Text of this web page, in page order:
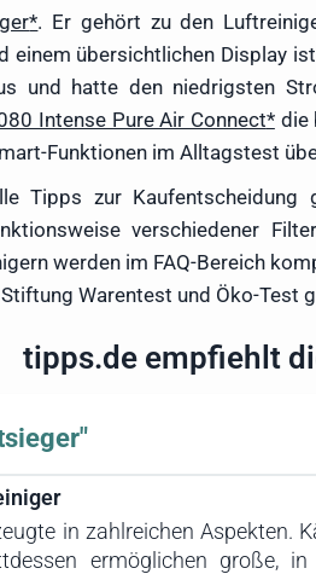
. Er gehört zu den
einem übersichtlichen Display
und hatte den niedrigsten
Intense Pure Air Connect die
Funktionen im Alltagstest
Tipps zur
verschiedener
werden im FAQ-Bereich
Warentest und Öko-Test
tipps.de empfiehlt
in zahlreichen Aspekten.
ermöglichen große,